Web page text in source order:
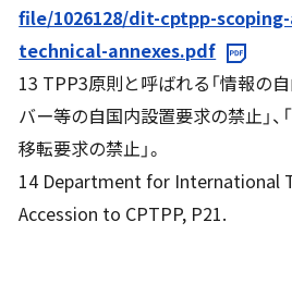
file/1026128/dit-cptpp-
technical-annexes.pdf
13 TPP3原則と呼ばれる「情報の自
バー等の自国内設置要求の禁止」、
移転要求の禁止」。
14 Department for International
Accession to CPTPP, P21.